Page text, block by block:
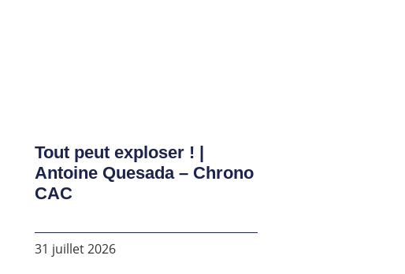
Tout peut exploser ! |
Antoine Quesada – Chrono
CAC
31 juillet 2026